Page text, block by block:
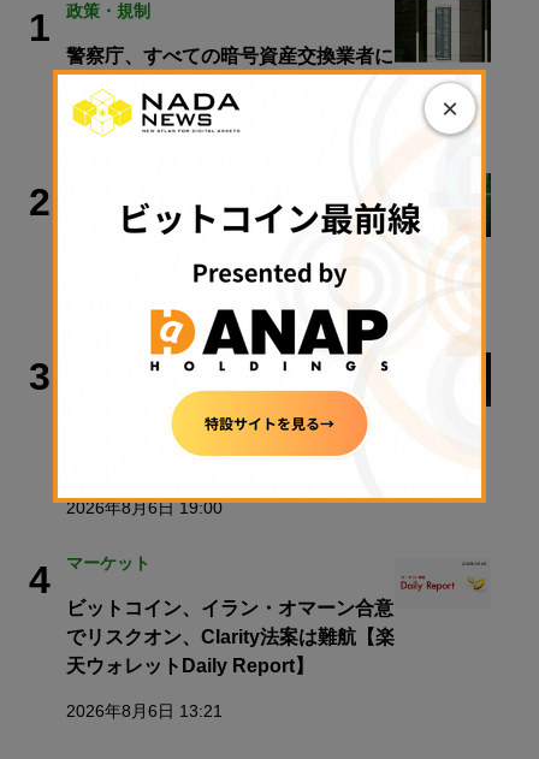
1 政策・規制
警察庁、すべての暗号資産交換業者に
出庫制限強化を要請
2026年8月6日 20:10
2
アーサー・ヘイズ氏「ビットコインは
最終的に100万ドル以上に」
3
Bitget、ブータン特別行政区
「GMC」と協力協定──現地法人設立
とライセンス申請を検討
2026年8月6日 19:00
4 マーケット
ビットコイン、イラン・オマーン合意
でリスクオン、Clarity法案は難航【楽
天ウォレットDaily Report】
2026年8月6日 13:21
×